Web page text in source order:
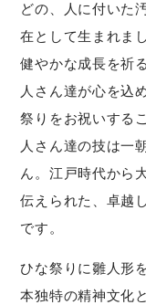
どの、人に付いた
在として生まれま
健やかな成長を祈
人さん達が心を込
祭りをお祝いする
人さん達の技は一
ん。江戸時代から
伝えられた、卓越
です。
ひな祭りに雛人形
本独特の精神文化